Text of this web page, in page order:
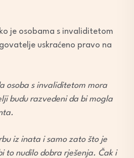
je osobama s invaliditetom
uskraćeno pravo na
osoba s invaliditetom mora
budu razvedeni da bi mogla
iz inata i samo zato što je
to nudilo dobra rješenja. Čak i